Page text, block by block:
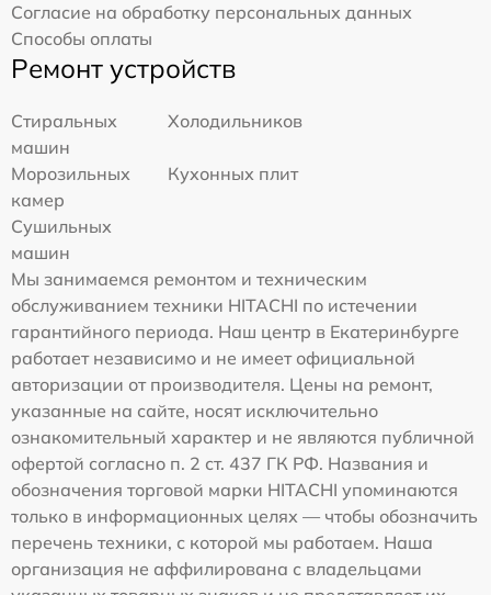
Согласие на обработку персональных данных
Способы оплаты
Ремонт устройств
Стиральных
машин
Холодильников
Морозильных
камер
Кухонных плит
Сушильных
машин
Мы занимаемся ремонтом и техническим
обслуживанием техники HITACHI по истечении
гарантийного периода. Наш центр в Екатеринбурге
работает независимо и не имеет официальной
авторизации от производителя. Цены на ремонт,
указанные на сайте, носят исключительно
ознакомительный характер и не являются публичной
офертой согласно п. 2 ст. 437 ГК РФ. Названия и
обозначения торговой марки HITACHI упоминаются
только в информационных целях — чтобы обозначить
перечень техники, с которой мы работаем. Наша
организация не аффилирована с владельцами